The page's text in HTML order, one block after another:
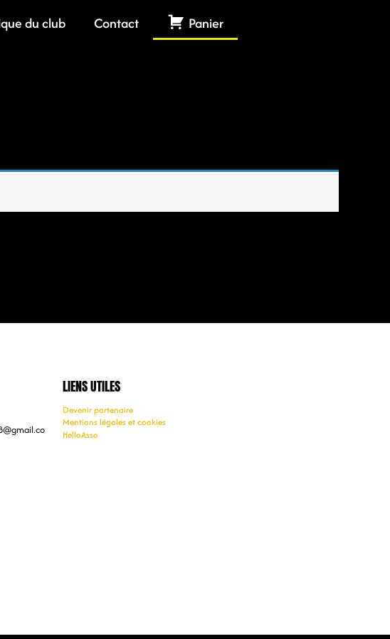
du club Contact Panier
LIENS UTILES
Devenir partenaire
Mentions légales et cookies
HelloAsso